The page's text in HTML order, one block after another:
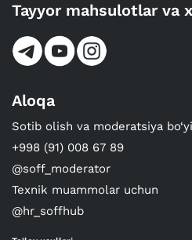
Tayyor mahsulotlar va
Aloqa
Sotib olish va moderatsiya
+998 (91) 008 67 89
@soff_moderator
Texnik muammolar uchun
@hr_soffhub